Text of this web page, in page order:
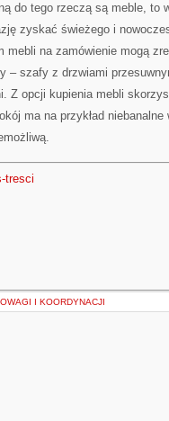
do tego rzeczą są meble, to
zyskać świeżego i
mebli na zamówienie mogą
– szafy z drzwiami
Z opcji kupienia mebli
ma na przykład
tresci
I KOORDYNACJI